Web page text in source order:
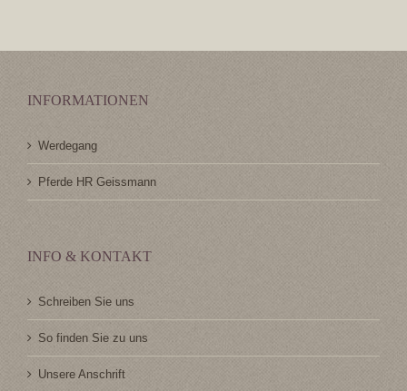
INFORMATIONEN
Werdegang
Pferde HR Geissmann
INFO & KONTAKT
Schreiben Sie uns
So finden Sie zu uns
Unsere Anschrift